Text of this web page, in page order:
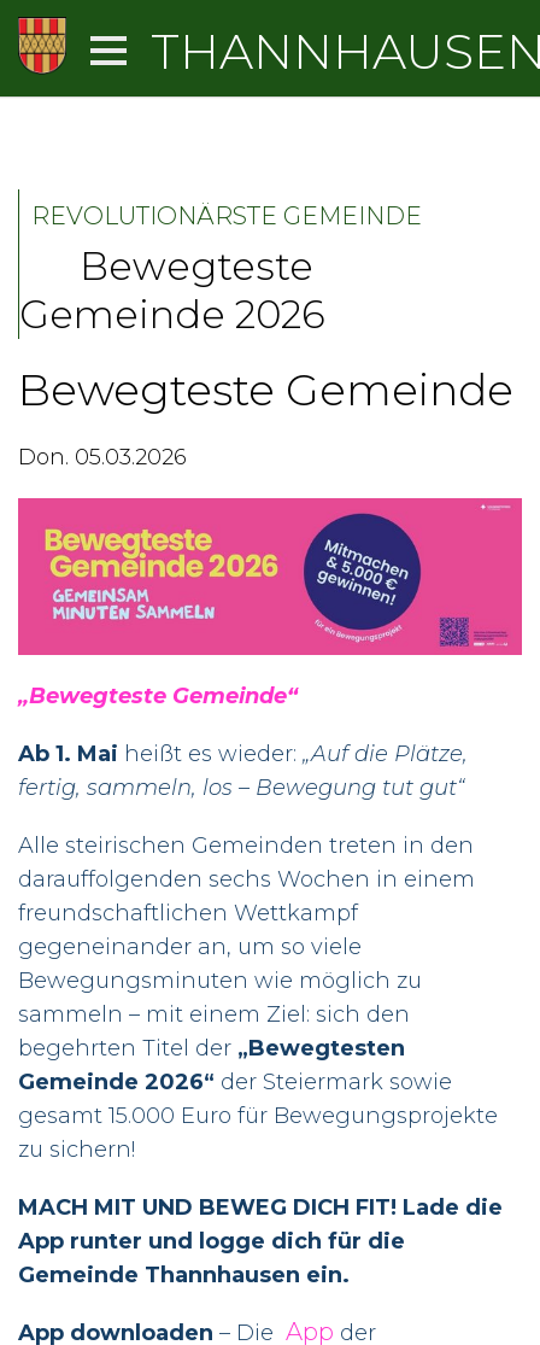
REVOLUTIONÄRSTE GEMEINDE
Bewegteste
Gemeinde 2026
Bewegteste Gemeinde
Don. 05.03.2026
„Bewegteste Gemeinde“
Ab 1. Mai heißt es wieder: „Auf die Plätze,
fertig, sammeln, los – Bewegung tut gut“
Alle steirischen Gemeinden treten in den
darauffolgenden sechs Wochen in einem
freundschaftlichen Wettkampf
gegeneinander an, um so viele
Bewegungsminuten wie möglich zu
sammeln – mit einem Ziel: sich den
begehrten Titel der „Bewegtesten
Gemeinde 2026“ der Steiermark sowie
gesamt 15.000 Euro für Bewegungsprojekte
zu sichern!
MACH MIT UND BEWEG DICH FIT! Lade die
App runter und logge dich für die
Gemeinde Thannhausen ein.
App downloaden – Die App der